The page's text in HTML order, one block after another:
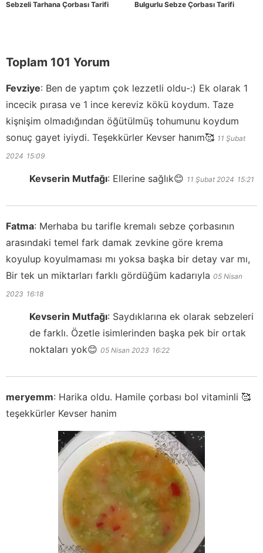
Sebzeli Tarhana Çorbası Tarifi Bulgurlu Sebze Çorbası Tarifi
Toplam 101 Yorum
Fevziye: Ben de yaptım çok lezzetli oldu-:) Ek olarak 1
incecik pırasa ve 1 ince kereviz kökü koydum. Taze
kişnişim olmadığından öğütülmüş tohumunu koydum
sonuç gayet iyiydi. Teşekkürler Kevser hanım🥰 11 Şubat
2024 15:09
Kevserin Mutfağı: Ellerine sağlık😊 11 Şubat 2024 15:21
Fatma: Merhaba bu tarifle kremalı sebze çorbasının
arasındaki temel fark damak zevkine göre krema
koyulup koyulmaması mı yoksa başka bir detay var mı,
Bir tek un miktarları farklı gördüğüm kadarıyla 05 Nisan
2023 16:18
Kevserin Mutfağı: Saydıklarına ek olarak sebzeleri
de farklı. Özetle isimlerinden başka pek bir ortak
noktaları yok😊 05 Nisan 2023 16:22
meryemm: Harika oldu. Hamile çorbası bol vitaminli 🥰
teşekkürler Kevser hanim